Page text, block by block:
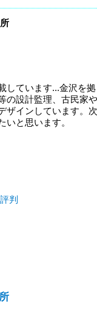
しています...金沢を拠
の設計監理、古民家
ザインしています。
いと思います。
判